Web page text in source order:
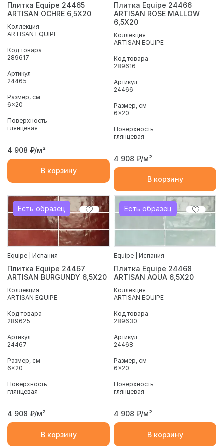
Плитка Equipe 24465
ARTISAN OCHRE 6,5X20
Коллекция
ARTISAN EQUIPE
Код товара
289617
Артикул
24465
Размер, см
6x20
Поверхность
глянцевая
4 908 ₽/м²
В корзину
Плитка Equipe 24466
ARTISAN ROSE MALLOW
6,5X20
Коллекция
ARTISAN EQUIPE
Код товара
289616
Артикул
24466
Размер, см
6x20
Поверхность
глянцевая
4 908 ₽/м²
В корзину
Есть образец
Equipe | Испания
Плитка Equipe 24467
ARTISAN BURGUNDY 6,5X20
Коллекция
ARTISAN EQUIPE
Код товара
289625
Артикул
24467
Размер, см
6x20
Поверхность
глянцевая
4 908 ₽/м²
В корзину
Есть образец
Equipe | Испания
Плитка Equipe 24468
ARTISAN AQUA 6,5X20
Коллекция
ARTISAN EQUIPE
Код товара
289630
Артикул
24468
Размер, см
6x20
Поверхность
глянцевая
4 908 ₽/м²
В корзину